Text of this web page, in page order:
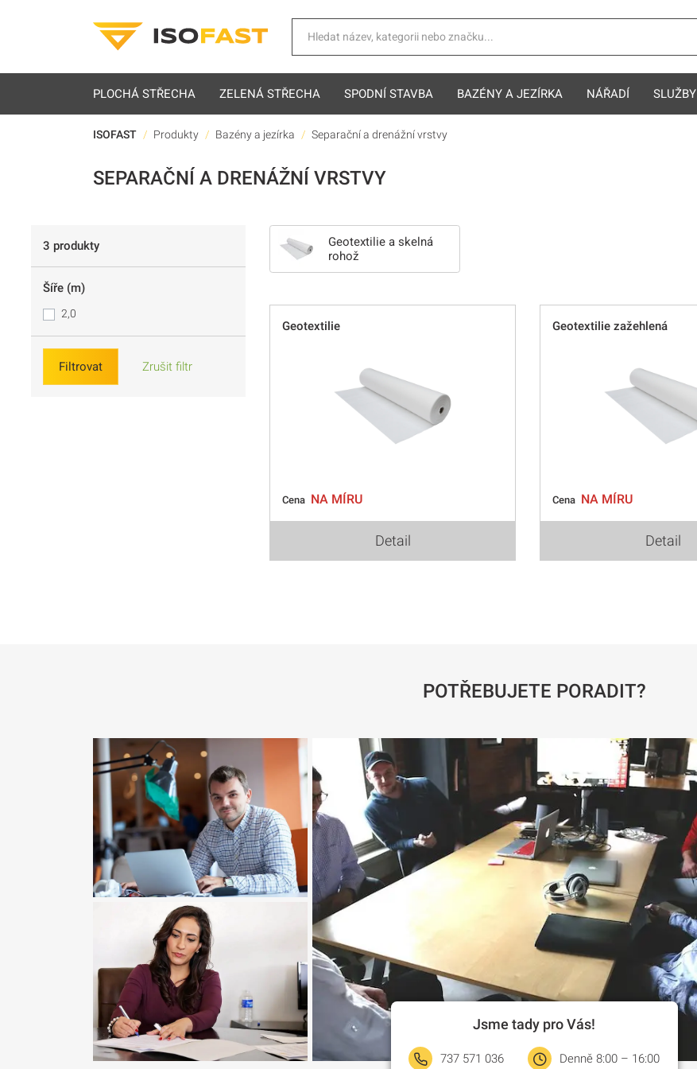
PLOCHÁ STŘECHA ZELENÁ STŘECHA SPODNÍ STAVBA BAZÉNY A JEZÍRKA NÁŘADÍ SLUŽBY
ISOFAST Produkty Bazény a jezírka Separační a drenážní vrstvy
SEPARAČNÍ A DRENÁŽNÍ VRSTVY
3 produkty
Šíře (m)
2,0
Filtrovat Zrušit filtr
Geotextilie a skelná
rohož
Geotextilie
Cena NA MÍRU
Detail
Geotextilie zažehlená
Cena NA MÍRU
Detail
POTŘEBUJETE PORADIT?
Jsme tady pro Vás!
737 571 036 Denně 8:00 – 16:00